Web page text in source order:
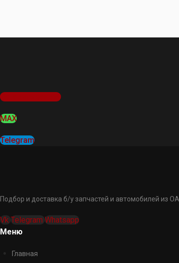
Оставить заявку
MAX
Telegram
Подбор и доставка б/у запчастей и автомобилей из
Vk Telegram Whatsapp
Меню
Главная